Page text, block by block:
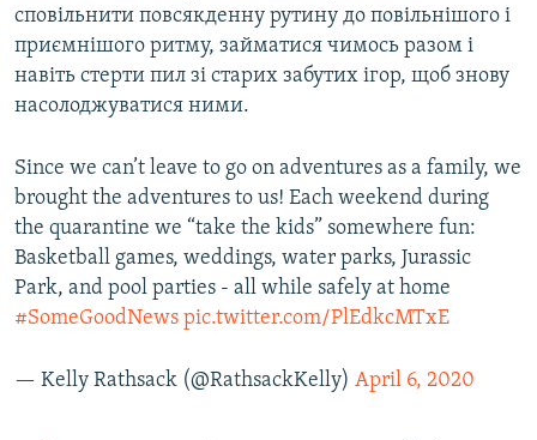
сповільнити повсякденну рутину до повільнішого і
приємнішого ритму, займатися чимось разом і
навіть стерти пил зі старих забутих ігор, щоб знову
насолоджуватися ними.
Since we can’t leave to go on adventures as a family, we
brought the adventures to us! Each weekend during
the quarantine we “take the kids” somewhere fun:
Basketball games, weddings, water parks, Jurassic
Park, and pool parties - all while safely at home
#SomeGoodNews pic.twitter.com/PlEdkcMTxE
— Kelly Rathsack (@RathsackKelly) April 6, 2020